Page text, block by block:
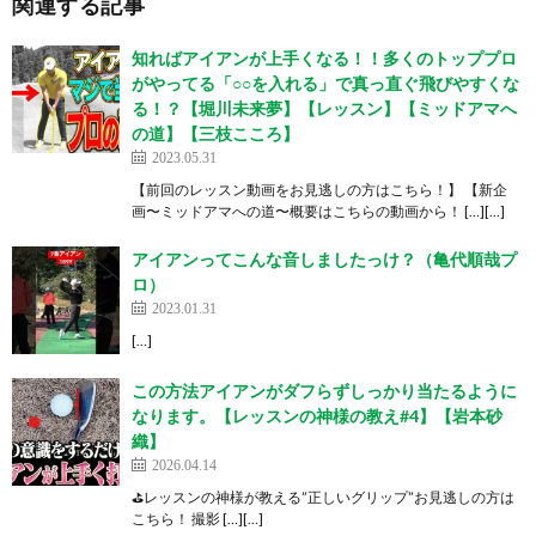
知ればアイアンが上手くなる！！多くのトッププロ
がやってる「○○を入れる」で真っ直ぐ飛びやすくな
る！？【堀川未来夢】【レッスン】【ミッドアマへ
の道】【三枝こころ】
2023.05.31
【前回のレッスン動画をお見逃しの方はこちら！】 【新企
画〜ミッドアマへの道〜概要はこちらの動画から！ […][…]
アイアンってこんな音しましたっけ？（亀代順哉プ
ロ）
2023.01.31
[…]
この方法アイアンがダフらずしっかり当たるように
なります。【レッスンの神様の教え#4】【岩本砂
織】
2026.04.14
⛳️レッスンの神様が教える”正しいグリップ”お見逃しの方は
こちら！ 撮影 […][…]